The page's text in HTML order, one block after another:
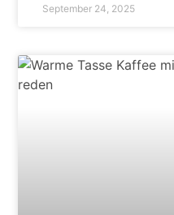
September 24, 2025